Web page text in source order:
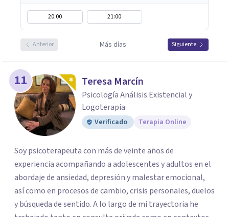
20:00 21:00
Anterior Más días Siguiente
11 Teresa Marcín
Psicología Análisis Existencial y
Logoterapia
Verificado Terapia Online
Soy psicoterapeuta con más de veinte años de
experiencia acompañando a adolescentes y adultos en el
abordaje de ansiedad, depresión y malestar emocional,
así como en procesos de cambio, crisis personales, duelos
y búsqueda de sentido. A lo largo de mi trayectoria he